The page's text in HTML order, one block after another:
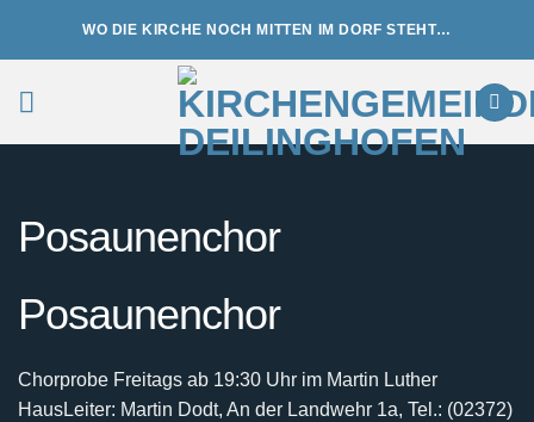
WO DIE KIRCHE NOCH MITTEN IM DORF STEHT…
Posaunenchor
Posaunenchor
Chorprobe Freitags ab 19:30 Uhr im Martin Luther
HausLeiter: Martin Dodt, An der Landwehr 1a, Tel.: (02372)